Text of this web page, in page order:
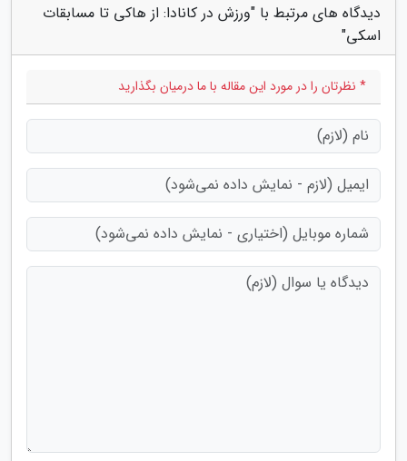
دیدگاه های مرتبط با "ورزش در کانادا: از هاکی تا مسابقات
اسکی"
* نظرتان را در مورد این مقاله با ما درمیان بگذارید